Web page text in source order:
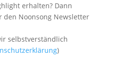
erhalten? Dann
den Noonsong Newsletter
selbstverständlich
)